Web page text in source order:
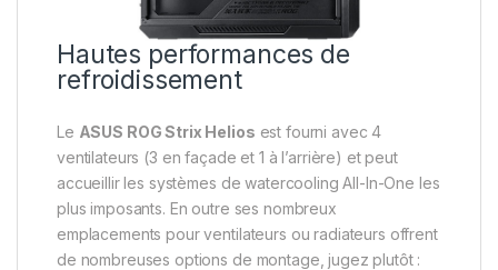
Hautes performances de
refroidissement
Le ASUS ROG Strix Helios est fourni avec 4
ventilateurs (3 en façade et 1 à l’arrière) et peut
accueillir les systèmes de watercooling All-In-One les
plus imposants. En outre ses nombreux
emplacements pour ventilateurs ou radiateurs offrent
de nombreuses options de montage, jugez plutôt :